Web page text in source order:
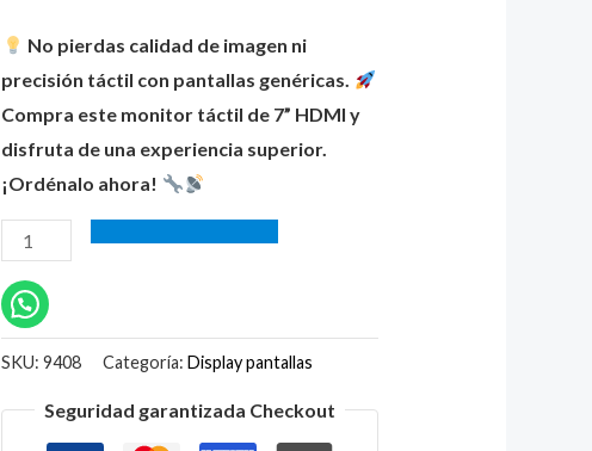
No pierdas calidad de imagen ni
precisión táctil con pantallas genéricas.
Compra este monitor táctil de 7” HDMI y
disfruta de una experiencia superior.
¡Ordénalo ahora!
SKU:9408 Categoría:Display pantallas
Seguridad garantizada Checkout